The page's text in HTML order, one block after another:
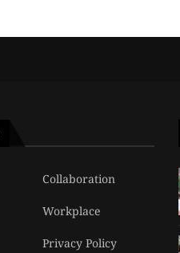
Collaboration
Workplace
Privacy Policy